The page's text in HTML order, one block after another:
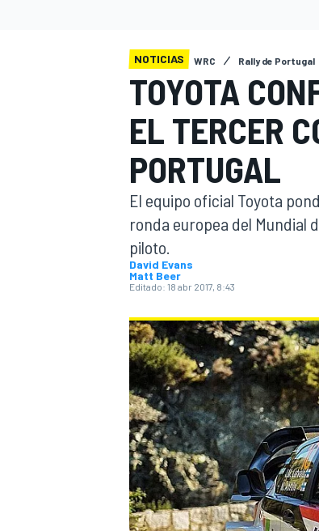
WEC
NOTICIAS WRC Rally de Portugal
TOYOTA
EL TERCER
PORTUGAL
El equipo oficial Toyota
ronda europea del Mundial
piloto.
David Evans
Matt Beer
Editado: 18 abr 2017, 8:43